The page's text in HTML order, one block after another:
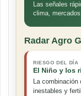
Las señales
clima,
Radar Agro
RIESGO DEL DÍA
El Niño y los
La
inestables y